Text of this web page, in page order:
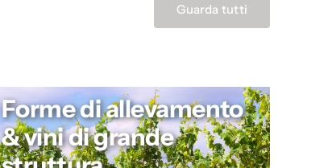
Guarda tutti
Forme di allevamento
& vini di grande